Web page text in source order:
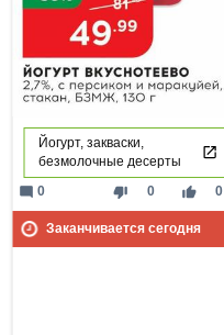
Йогурт, закваски,
безмолочные десерты
thumb_down 0 thumb_up 0
mode_comment 0
Заканчивается сегодня